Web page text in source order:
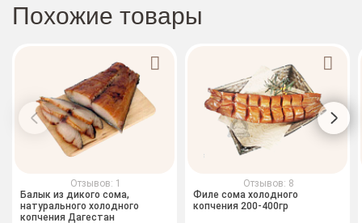
Похожие товары
Отзывов: 1
Балык из дикого сома,
натурального холодного
копчения Дагестан
Отзывов: 8
Филе сома холодного
копчения 200-400гр